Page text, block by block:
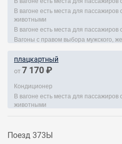
В вагоне есть места для
животными
В вагоне есть места для пассажиров
Вагоны с правом выбора мужского,
плацкартный
от 7 170 ₽
Кондиционер
В вагоне есть места для
животными
Поезд 373Ы